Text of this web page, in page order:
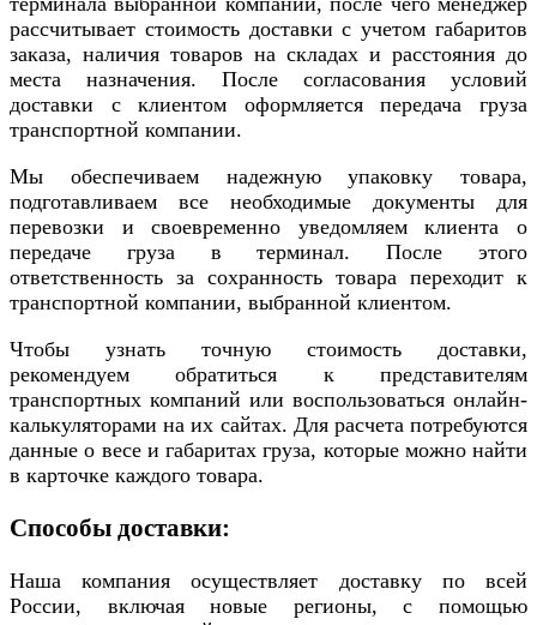
рассчитывает стоимость доставки с учетом габаритов
заказа, наличия товаров на складах и расстояния до
места назначения. После согласования условий
доставки с клиентом оформляется передача груза
транспортной компании.
Мы обеспечиваем надежную упаковку товара,
подготавливаем все необходимые документы для
перевозки и своевременно уведомляем клиента о
передаче груза в терминал. После этого
ответственность за сохранность товара переходит к
транспортной компании, выбранной клиентом.
Чтобы узнать точную стоимость доставки,
рекомендуем обратиться к представителям
транспортных компаний или воспользоваться онлайн-
калькуляторами на их сайтах. Для расчета потребуются
данные о весе и габаритах груза, которые можно найти
в карточке каждого товара.
Способы доставки:
Наша компания осуществляет доставку по всей
России, включая новые регионы, с помощью